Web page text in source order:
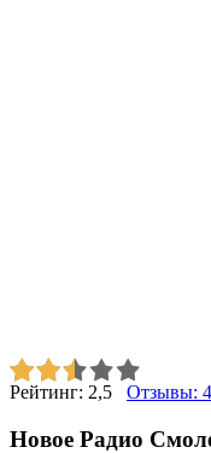
Рейтинг: 2,5 Отзывы: 4
Новое Радио